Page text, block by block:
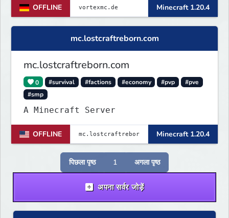
OFFLINE Minecraft 1.20.4
mc.lostcraftreborn.com
mc.lostcraftreborn.com
0 #survival #factions #economy #pvp
#pve
#smp
A Minecraft Server
OFFLINE Minecraft 1.20.4
पिछला पृष्ठ 1 अगला पृष्ठ
अपना सर्वर जोड़ें